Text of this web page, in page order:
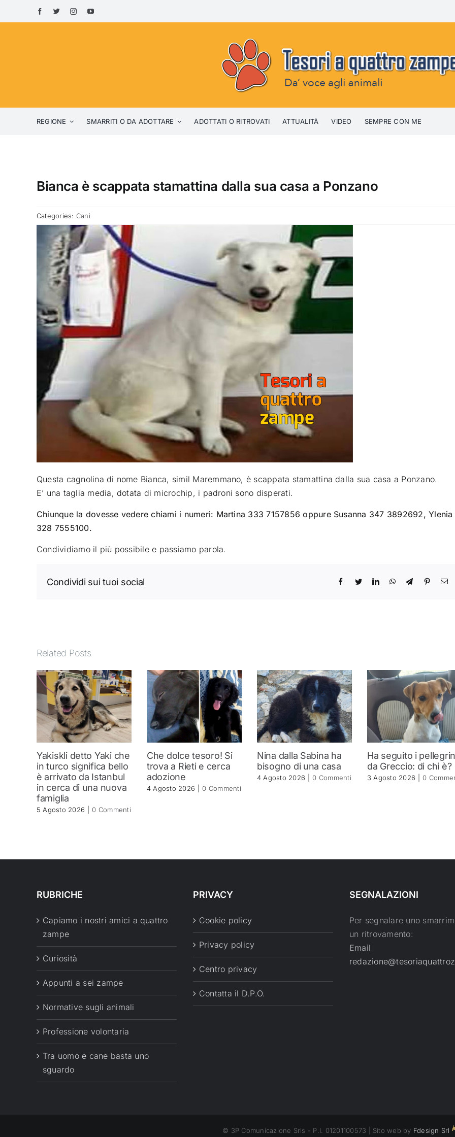
to
REGIONE SMARRITI O DA ADOTTARE ADOTTATI O RITROVATI ATTUALITÀ VIDEO SEMPRE CON ME
Bianca è scappata stamattina dalla sua casa a Ponzano
Categories: Cani
Questa cagnolina di nome Bianca, simil Maremmano, è scappata stamattina dalla sua casa a Ponzano.
E’ una taglia media, dotata di microchip, i padroni sono disperati.
Chiunque la dovesse vedere chiami i numeri: Martina 333 7157856 oppure Susanna 347 3892692, Ylenia
328 7555100.
Condividiamo il più possibile e passiamo parola.
Condividi sui tuoi social
Related Posts
Yakiskli detto Yaki che
in turco significa bello
è arrivato da Istanbul
in cerca di una nuova
famiglia
5 Agosto 2026 0 Commenti
Che dolce tesoro! Si
trova a Rieti e cerca
adozione
4 Agosto 2026 0 Commenti
Nina dalla Sabina ha
bisogno di una casa
4 Agosto 2026 0 Commenti
Ha seguito i
da Greccio: di chi è?
3 Agosto 2026 0
RUBRICHE
Capiamo i nostri amici a quattro
zampe
Curiosità
Appunti a sei zampe
Normative sugli animali
Professione volontaria
Tra uomo e cane basta uno
sguardo
PRIVACY
Cookie policy
Privacy policy
Centro privacy
Contatta il D.P.O.
SEGNALAZIONI
Per segnalare uno
un ritrovamento:
Email
© 3P Comunicazione Srls - P.I. 01201100573 | Sito web by Fdesign Srl